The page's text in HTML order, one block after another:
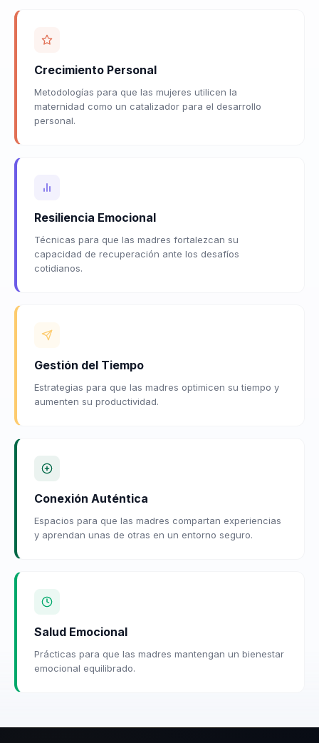
Crecimiento Personal
Metodologías para que las mujeres utilicen la
maternidad como un catalizador para el desarrollo
personal.
Resiliencia Emocional
Técnicas para que las madres fortalezcan su
capacidad de recuperación ante los desafíos
cotidianos.
Gestión del Tiempo
Estrategias para que las madres optimicen su tiempo y
aumenten su productividad.
Conexión Auténtica
Espacios para que las madres compartan experiencias
y aprendan unas de otras en un entorno seguro.
Salud Emocional
Prácticas para que las madres mantengan un bienestar
emocional equilibrado.